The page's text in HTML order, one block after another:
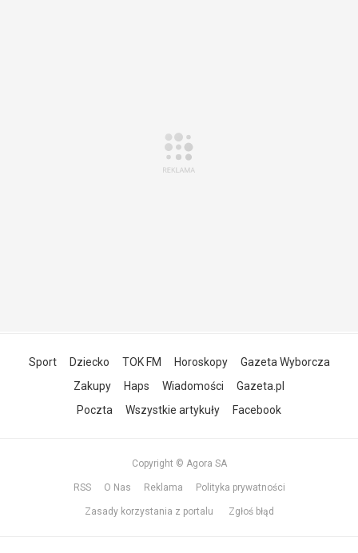
Sport Dziecko TOK FM Horoskopy
Gazeta Wyborcza
Zakupy
Haps Wiadomości
Gazeta.pl
Poczta
Wszystkie artykuły Facebook
Copyright © Agora SA
RSS O Nas Reklama Polityka prywatności
Zasady korzystania z portalu Zgłoś błąd